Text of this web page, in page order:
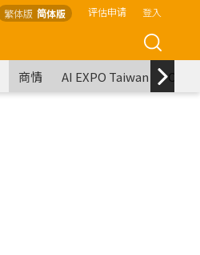
繁体版 简体版 评估申请 登入
商情 AI EXPO Taiwan